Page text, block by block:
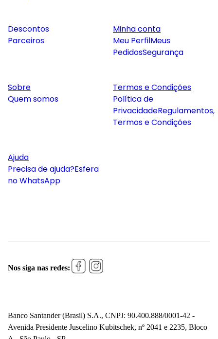
Descontos
Parceiros
Minha conta
Meu PerfilMeus
PedidosSegurança
Sobre
Quem somos
Termos e Condições
Política de
PrivacidadeRegulamentos,
Termos e Condições
Ajuda
Precisa de ajuda?Esfera
no WhatsApp
Nos siga nas redes:
Banco Santander (Brasil) S.A., CNPJ: 90.400.888/0001-42 -
Avenida Presidente Juscelino Kubitschek, nº 2041 e 2235, Bloco